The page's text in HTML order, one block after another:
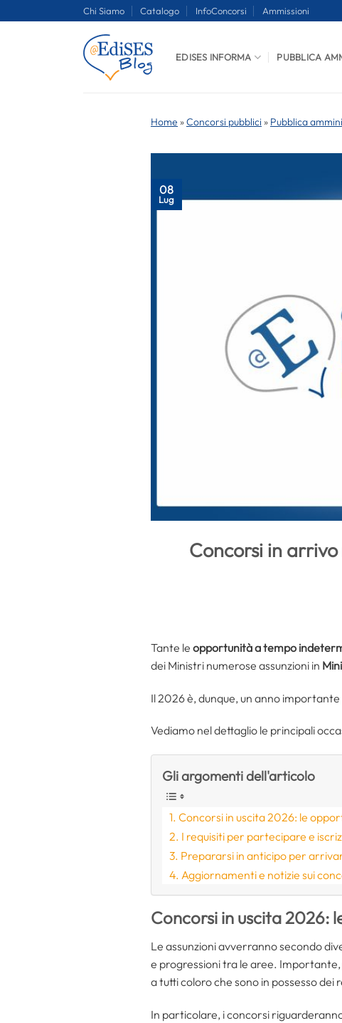
Chi Siamo Catalogo InfoConcorsi Ammissioni
EDISES INFORMA PUBBLICA
Home »Concorsi pubblici » Pubblica
08
Lug
Concorsi in
Tante le opportunità a tempo
dei Ministri numerose assunzioni in
Il 2026 è, dunque, un anno
Vediamo nel dettaglio le principali
Gli argomenti dell'articolo
Concorsi in uscita 2026: le
I requisiti per partecipare e
Prepararsi in anticipo per
Aggiornamenti e notizie sui
Concorsi in uscita 2026:
Le assunzioni avverranno secondo
e progressioni tra le aree.
a tutti coloro che sono in possesso
In particolare, i concorsi